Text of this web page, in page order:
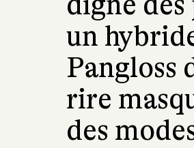
un
Pangloss
rire
des